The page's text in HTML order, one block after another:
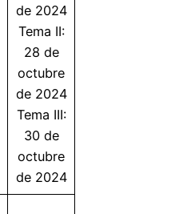
de 2024
Tema II:
28 de
octubre
de 2024
Tema III:
30 de
octubre
de 2024